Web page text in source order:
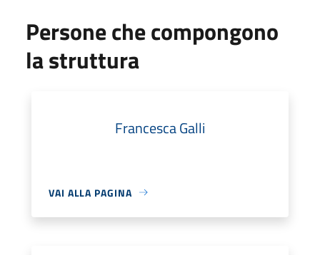
Persone che compongono
la struttura
Francesca Galli
VAI ALLA PAGINA